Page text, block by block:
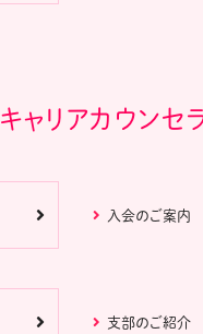
キャリアカウンセ
入会のご案内
支部のご紹介